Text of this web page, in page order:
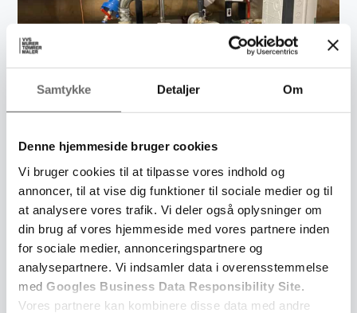
Samtykke Detaljer Om
Denne hjemmeside bruger cookies
Vi bruger cookies til at tilpasse vores indhold og
annoncer, til at vise dig funktioner til sociale medier og til
at analysere vores trafik. Vi deler også oplysninger om
din brug af vores hjemmeside med vores partnere inden
for sociale medier, annonceringspartnere og
analysepartnere. Vi indsamler data i overensstemmelse
med Googles Business Data Responsibility Site
Vores partnere kan kombinere disse data med andre